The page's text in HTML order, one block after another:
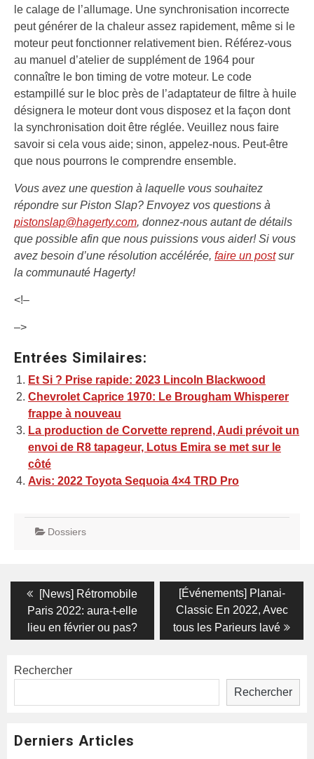
le calage de l’allumage. Une synchronisation incorrecte
peut générer de la chaleur assez rapidement, même si le
moteur peut fonctionner relativement bien. Référez-vous
au manuel d’atelier de supplément de 1964 pour
connaître le bon timing de votre moteur. Le code
estampillé sur le bloc près de l’adaptateur de filtre à huile
désignera le moteur dont vous disposez et la façon dont
la synchronisation doit être réglée. Veuillez nous faire
savoir si cela vous aide; sinon, appelez-nous. Peut-être
que nous pourrons le comprendre ensemble.
Vous avez une question à laquelle vous souhaitez
répondre sur Piston Slap? Envoyez vos questions à
pistonslap@hagerty.com, donnez-nous autant de détails
que possible afin que nous puissions vous aider! Si vous
avez besoin d’une résolution accélérée, faire un postsur
la communauté Hagerty!
<!–
–>
Entrées Similaires:
Et Si ? Prise rapide: 2023 Lincoln Blackwood
Chevrolet Caprice 1970: Le Brougham Whisperer
frappe à nouveau
La production de Corvette reprend, Audi prévoit un
envoi de R8 tapageur, Lotus Emira se met sur le
côté
Avis: 2022 Toyota Sequoia 4×4 TRD Pro
Dossiers
Navigation
l’article
Previous
post:
[News] Rétromobile
Paris 2022: aura-t-elle
lieu en février ou pas?
Next
post:
[Événements] Planai-
Classic En 2022, Avec
tous les Parieurs lavé
Rechercher
Rechercher
Derniers Articles